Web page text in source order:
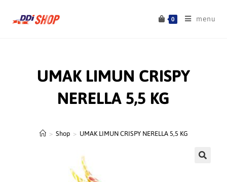
0 menu
UMAK LIMUN CRISPY
NERELLA 5,5 KG
> Shop > UMAK LIMUN CRISPY NERELLA 5,5 KG